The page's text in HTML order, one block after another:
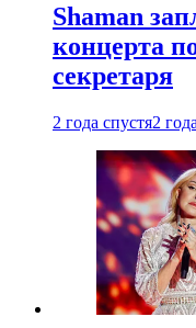
Shaman
концерта
секретаря
2 года спустя2